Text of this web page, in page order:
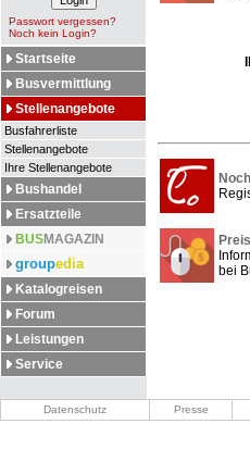
Passwort vergessen?
Noch kein Login?
Startseite
Busvermittlung
Stellenangebote
Busfahrerliste
Stellenangebote
Ihre Stellenangebote
Bushandel
Ersatzteile
BUSMAGAZIN
groupedia
Katalogreisen
Forum
Leistungen
Service
bei
Datenschutz Presse